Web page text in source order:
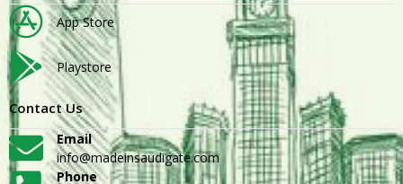
App Store
Playstore
Contact Us
Email
info@madeinsaudigate.com
Phone